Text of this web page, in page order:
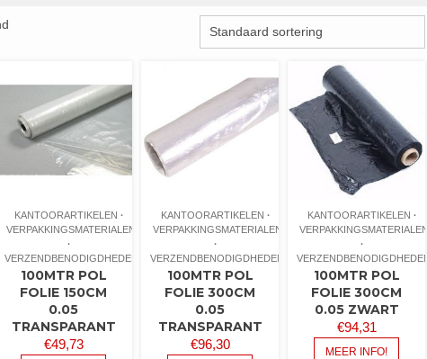
KANTOORARTIKELEN
VERPAKKINGSMATERIALEN
VERZENDBENODIGDHEDEN
100MTR POL
FOLIE 150CM
0.05
TRANSPARANT
€49,73
KANTOORARTIKELEN
VERPAKKINGSMATERIALEN
VERZENDBENODIGDHEDEN
100MTR POL
FOLIE 300CM
0.05
TRANSPARANT
€96,30
KANTOORARTIKELEN
VERPAKKINGSMATERIALEN
VERZENDBENODIGDHEDEN
100MTR POL
FOLIE 300CM
0.05 ZWART
€94,31
MEER INFO!